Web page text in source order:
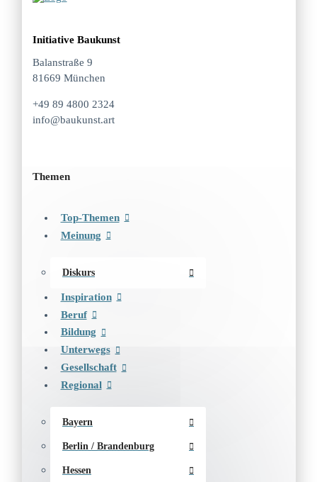
Initiative Baukunst
Balanstraße 9
81669 München
+49 89 4800 2324
info@baukunst.art
Themen
Top-Themen
Meinung
Diskurs
Inspiration
Beruf
Bildung
Unterwegs
Gesellschaft
Regional
Bayern
Berlin / Brandenburg
Hessen